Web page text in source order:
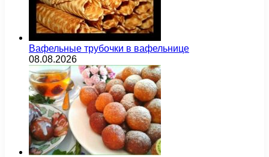
Вафельные трубочки в вафельнице
08.08.2026